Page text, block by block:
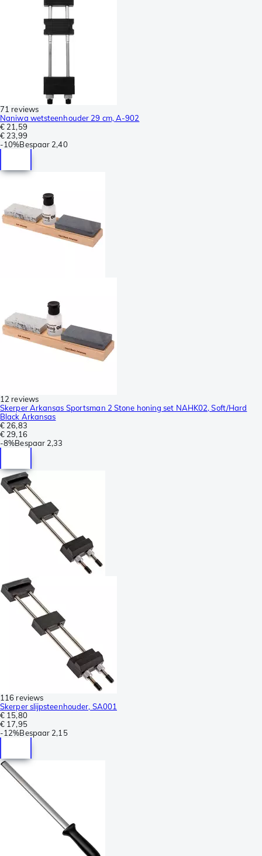
71 reviews
Naniwa wetsteenhouder 29 cm, A-902
€ 21,59
€ 23,99
-10%Bespaar 2,40
12 reviews
Skerper Arkansas Sportsman 2 Stone honing set NAHK02, Soft/Hard
Black Arkansas
€ 26,83
€ 29,16
-8%Bespaar 2,33
116 reviews
Skerper slijpsteenhouder, SA001
€ 15,80
€ 17,95
-12%Bespaar 2,15